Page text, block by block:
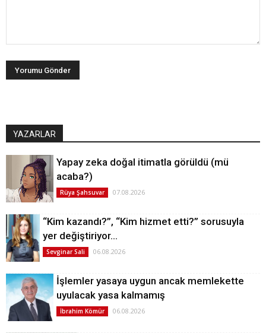
YAZARLAR
Yapay zeka doğal itimatla görüldü (mü
acaba?)
Rüya Şahsuvar 07.08.2026
“Kim kazandı?”, “Kim hizmet etti?” sorusuyla
yer değiştiriyor…
Sevginar Sali 06.08.2026
İşlemler yasaya uygun ancak memlekette
uyulacak yasa kalmamış
İbrahim Kömür 06.08.2026